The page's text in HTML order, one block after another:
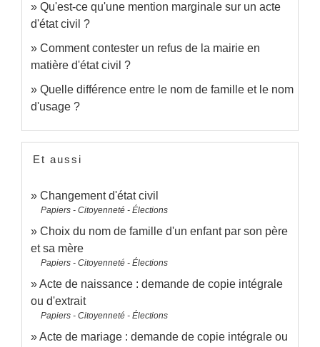
Qu'est-ce qu'une mention marginale sur un acte
d'état civil ?
Comment contester un refus de la mairie en
matière d'état civil ?
Quelle différence entre le nom de famille et le nom
d'usage ?
Et aussi
Changement d'état civil
Papiers - Citoyenneté - Élections
Choix du nom de famille d'un enfant par son père
et sa mère
Papiers - Citoyenneté - Élections
Acte de naissance : demande de copie intégrale
ou d'extrait
Papiers - Citoyenneté - Élections
Acte de mariage : demande de copie intégrale ou